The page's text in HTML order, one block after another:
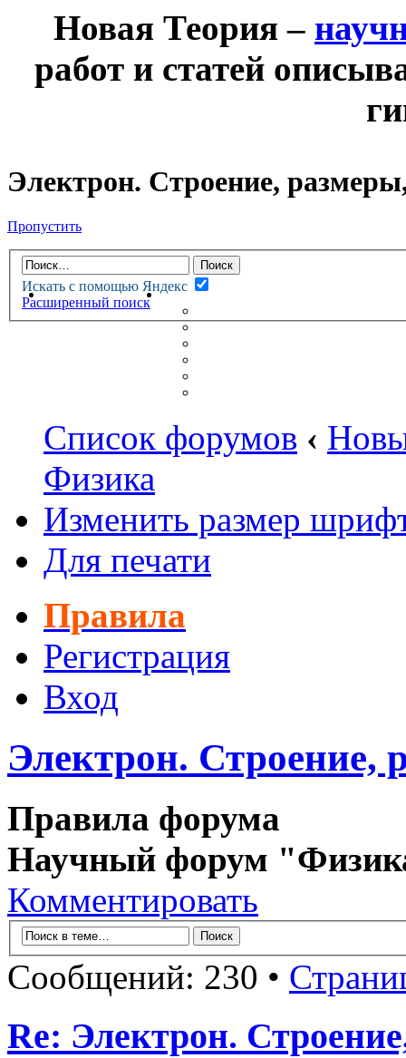
Новая Теория –
работ и статей
Электрон. Строение,
Пропустить
Искать с помощью Яндекс
Расширенный поиск
НОВАЯ ТЕОРИЯФОРУМ
НЕПРОЧИТАННЫЕ
Список форумов ‹
Физика
Изменить размер
Для печати
Правила
Регистрация
Вход
Электрон. Строение,
Правила форума
Научный форум
Комментировать
Сообщений: 230 •
Re: Электрон.